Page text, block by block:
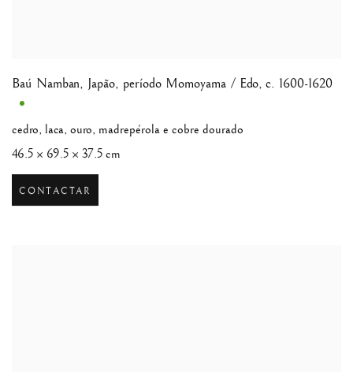
Baú Namban, Japão, período Momoyama / Edo, c. 1600-1620
cedro, laca, ouro, madrepérola e cobre dourado
46.5 × 69.5 × 37.5 cm
CONTACTAR